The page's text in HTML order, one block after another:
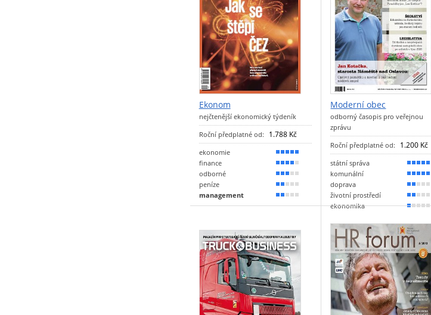
Ekonom
nejčtenější ekonomický týdeník
Roční předplatné od: 1.788 Kč
ekonomie
90 %
finance
80 %
odborné
50 %
peníze
40 %
management
30 %
Moderní obec
odborný časopis pro veřejnou
zprávu
Roční předplatné od: 1.200 Kč
státní správa
100 %
komunální
90 %
doprava
30 %
životní prostředí
30 %
ekonomika
20 %